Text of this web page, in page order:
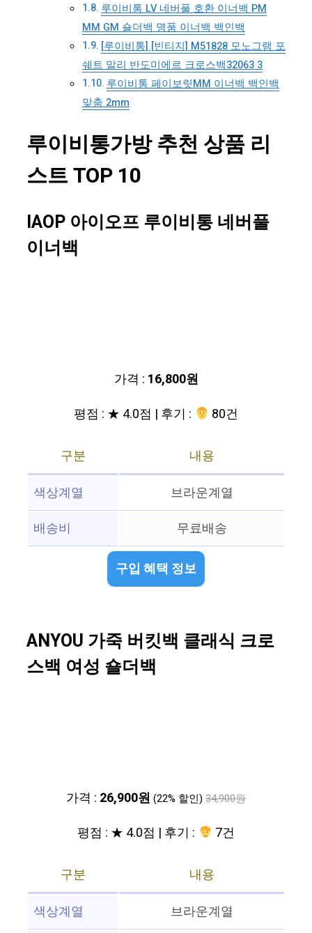
루이비통 LV 네버풀 호환 이너백 PM
MM GM 숄더백 명품 이너백 백인백
[루이비통] [빈티지] M51828 모노그램 포
쉐트 말리 반도미에르 크로스백32063 3
루이비통 페이보릿MM 이너백 백인백
맞춤 2mm
루이비통가방 추천 상품 리
스트 TOP 10
IAOP 아이오프 루이비통 네버풀
이너백
가격 : 16,800원
평점 : ★ 4.0점 | 후기 :
‍‍ 80건
구분
내용
색상계열
브라운계열
배송비
무료배송
구입 혜택 정보
ANYOU 가죽 버킷백 클래식 크로
스백 여성 숄더백
가격 : 26,900원 (22% 할인) 34,900원
평점 : ★ 4.0점 | 후기 : 7건
구분
내용
색상계열
브라운계열